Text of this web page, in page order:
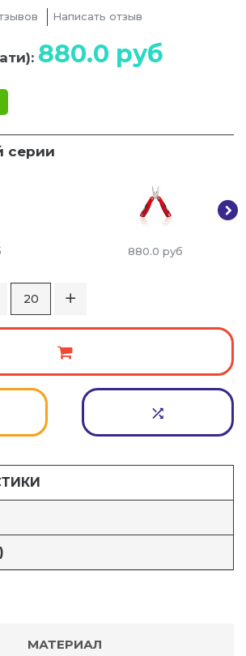
Написать отзыв
880.0 руб
серии
880.0 руб
МАТЕРИАЛ